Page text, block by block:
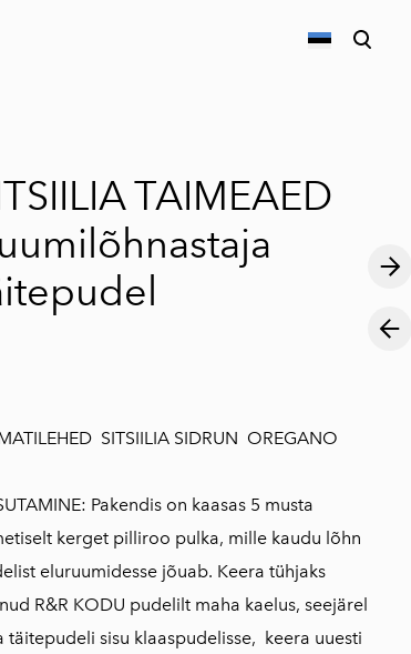
TAIMEAED
SITSIILIA SIDRUN OREGANO
Pakendis on kaasas 5 musta
kerget pilliroo pulka, mille kaudu lõhn
eluruumidesse jõuab. Keera tühjaks
R&R KODU pudelilt maha kaelus, seejärel
täitepudeli sisu klaaspudelisse, keera uuesti